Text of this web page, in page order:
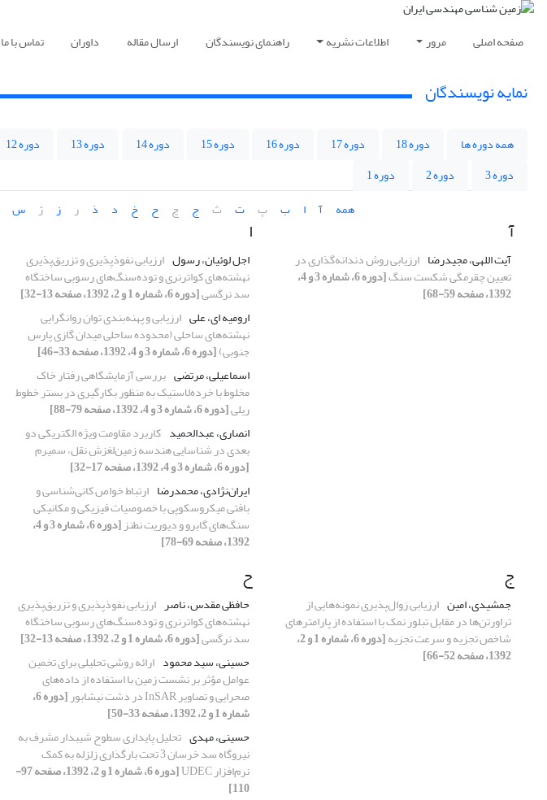
صفحه اصلی مرور اطلاعات نشریه راهنمای نویسندگان ارسال مقاله داوران تماس با ما
نمایه نویسندگان
همه دوره ها دوره 18 دوره 17 دوره 16 دوره 15 دوره 14 دوره 13 دوره 12
دوره 3
دوره 2
دوره 1
همه
آ ا ب پ ت ث ج چ ح خ د ذ ر ز ژ س
آ
آیت اللهی، مجیدرضا ارزیابی روش دندانه‌گذاری در
تعیین چقرمگی شکست سنگ [دوره 6، شماره 3 و 4،
1392، صفحه 59-68]
ا
اجل لوئیان، رسول ارزیابی نفوذپذیری و تزریق‌پذیری
نهشته‌های کواترنری و توده‌سنگ‌های رسوبی ساختگاه
سد نرگسی[دوره 6، شماره 1 و 2، 1392، صفحه 13-32]
ارومیه ای، علی ارزیابی و پهنه‌بندی توان روانگرایی
نهشته‌های ساحلی (محدوده ساحلی میدان گازی پارس
جنوبی)[دوره 6، شماره 3 و 4، 1392، صفحه 33-46]
اسماعیلی، مرتضی بررسی آزمایشگاهی رفتار خاک
مخلوط با خرده‌لاستیک به منظور بکارگیری در بستر خطوط
ریلی[دوره 6، شماره 3 و 4، 1392، صفحه 79-88]
انصاری، عبدالحمید کاربرد مقاومت ویژه الکتریکی دو
بعدی در شناسایی هندسه زمین‌لغزش نقل، سمیرم
[دوره 6، شماره 3 و 4، 1392، صفحه 17-32]
ایران‌نژادی، محمدرضا ارتباط خواص کانی‌شناسی و
بافتی میکروسکوپی با خصوصیات فیزیکی و مکانیکی
سنگ‌های گابرو و دیوریت نطنز [دوره 6، شماره 3 و 4،
1392، صفحه 69-78]
ج
جمشیدی، امین ارزیابی زوال‌پذیری نمونه‌هایی از
تراورتن‌ها در مقابل تبلور نمک با استفاده از پارامترهای
شاخص تجزیه و سرعت تجزیه [دوره 6، شماره 1 و 2،
1392، صفحه 52-66]
ح
حافظی مقدس، ناصر ارزیابی نفوذپذیری و تزریق‌پذیری
نهشته‌های کواترنری و توده‌سنگ‌های رسوبی ساختگاه
سد نرگسی[دوره 6، شماره 1 و 2، 1392، صفحه 13-32]
حسینی، سید محمود ارائه روشی تحلیلی برای تخمین
عوامل مؤثر بر نشست زمین با استفاده از داده‌های
صحرایی و تصاویر InSAR در دشت نیشابور [دوره 6،
شماره 1 و 2، 1392، صفحه 33-50]
حسینی، مهدی تحلیل پایداری سطوح شیبدار مشرف به
نیروگاه سد خرسان 3 تحت بارگذاری زلزله به کمک
نرم‌افزار UDEC [دوره 6، شماره 1 و 2، 1392، صفحه 97-
110]